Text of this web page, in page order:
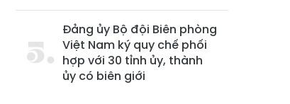
Đảng ủy Bộ đội Biên phòng
Việt Nam ký quy chế phối
hợp với 30 tỉnh ủy, thành
ủy có biên giới